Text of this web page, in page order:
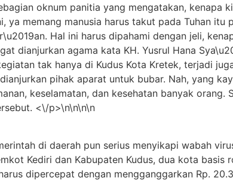
oknum panitia yang mengatakan,
ya memang manusia harus takut pada Tuhan
Hal ini harus dipahami dengan jeli,
dianjurkan agama kata KH. Yusrul Hana
tak hanya di Kudus Kota Kretek, terjadi
pihak aparat untuk bubar. Nah, yang
keselamatan, dan kesehatan banyak
<\/p>\n\n\n\n
di daerah pun serius menyikapi wabah
Kediri dan Kabupaten Kudus, dua kota
dipercepat dengan mengganggarkan Rp.